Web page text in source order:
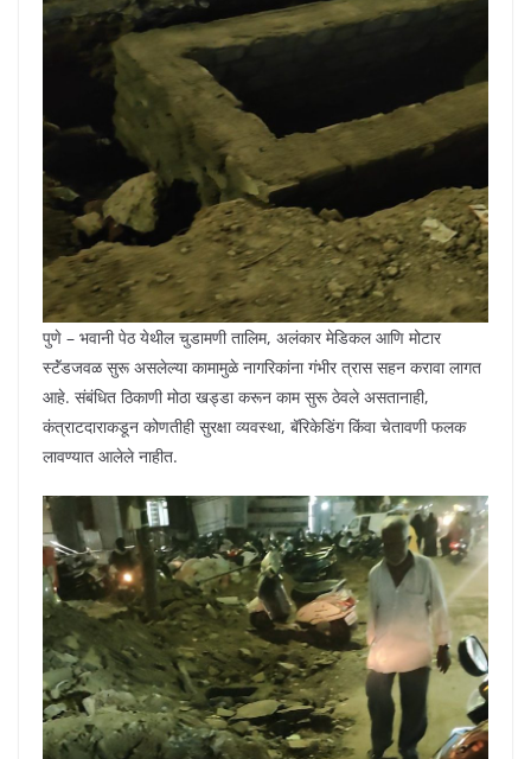
पुणे – भवानी पेठ येथील चुडामणी तालिम, अलंकार मेडिकल आणि मोटार
स्टॅंडजवळ सुरू असलेल्या कामामुळे नागरिकांना गंभीर त्रास सहन करावा लागत
आहे. संबंधित ठिकाणी मोठा खड्डा करून काम सुरू ठेवले असतानाही,
कंत्राटदाराकडून कोणतीही सुरक्षा व्यवस्था, बॅरिकेडिंग किंवा चेतावणी फलक
लावण्यात आलेले नाहीत.